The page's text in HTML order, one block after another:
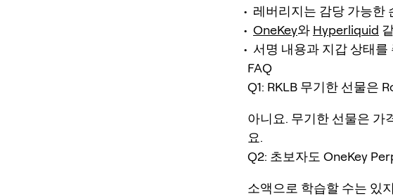
레버리지는 감당 가능한
OneKey와 Hyperliquid
서명 내용과 지갑 상태를
FAQ
Q1: RKLB 무기한 선물은
아니요. 무기한 선물은 가
요.
Q2: 초보자도 OneKey
소액으로 학습할 수는 있